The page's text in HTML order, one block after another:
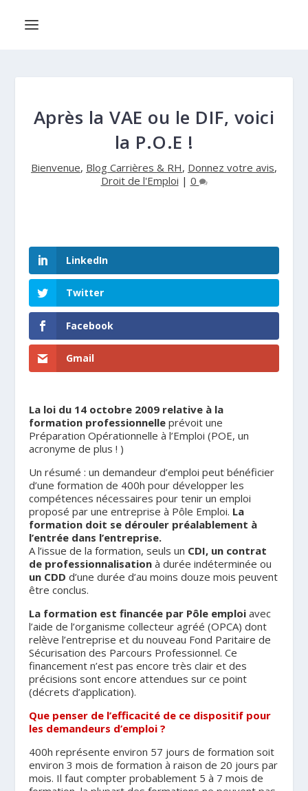
Après la VAE ou le DIF, voici
la P.O.E !
Bienvenue, Blog Carrières & RH, Donnez votre avis,
Droit de l'Emploi | 0
LinkedIn
Twitter
Facebook
Gmail
La loi du 14 octobre 2009 relative à la
formation professionnelleprévoit une
Préparation Opérationnelle à l’Emploi (POE, un
acronyme de plus ! )
Un résumé : un demandeur d’emploi peut bénéficier
d’une formation de 400h pour développer les
compétences nécessaires pour tenir un emploi
proposé par une entreprise à Pôle Emploi. La
formation doit se dérouler préalablement à
l’entrée dans l’entreprise.
A l’issue de la formation, seuls un CDI, un contrat
de professionnalisationà durée indéterminée ou
un CDDd’une durée d’au moins douze mois peuvent
être conclus.
La formation est financée par Pôle emploi avec
l’aide de l’organisme collecteur agréé (OPCA) dont
relève l’entreprise et du nouveau Fond Paritaire de
Sécurisation des Parcours Professionnel. Ce
financement n’est pas encore très clair et des
précisions sont encore attendues sur ce point
(décrets d’application).
Que penser de l’efficacité de ce dispositif pour
les demandeurs d’emploi ?
400h représente environ 57 jours de formation soit
environ 3 mois de formation à raison de 20 jours par
mois. Il faut compter probablement 5 à 7 mois de